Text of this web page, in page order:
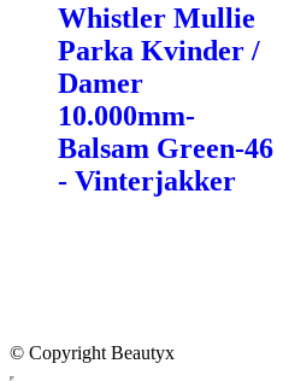
Whistler Mullie
Parka Kvinder /
Damer
10.000mm-
Balsam Green-46
- Vinterjakker
© Copyright Beautyx